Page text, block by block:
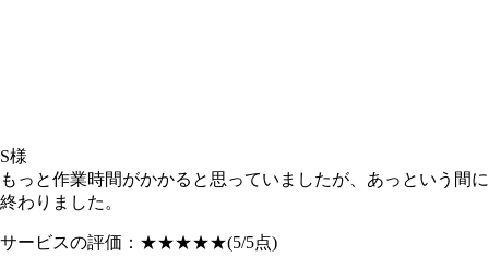
S様
もっと作業時間がかかると思っていましたが、あっという間に
終わりました。
サービスの評価： ★★★★★(5/5点)